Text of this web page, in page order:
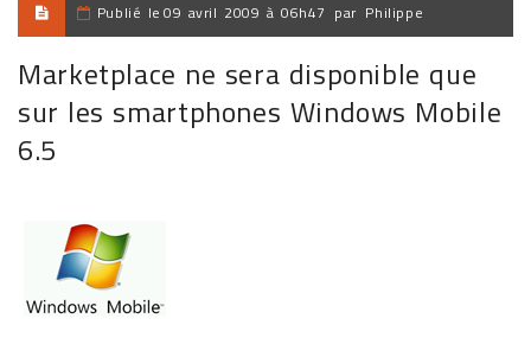
Publié le 09 avril 2009 à 06h47 par Philippe
Marketplace ne sera disponible que
sur les smartphones Windows Mobile
6.5